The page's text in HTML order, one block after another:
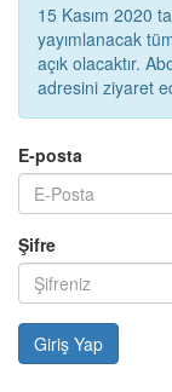
15 Kasım 2020
yayımlanacak
açık
adresini ziyaret
E-posta
Şifre